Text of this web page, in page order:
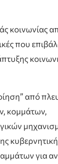
κοινωνίας
που
από
κομμάτων,
για